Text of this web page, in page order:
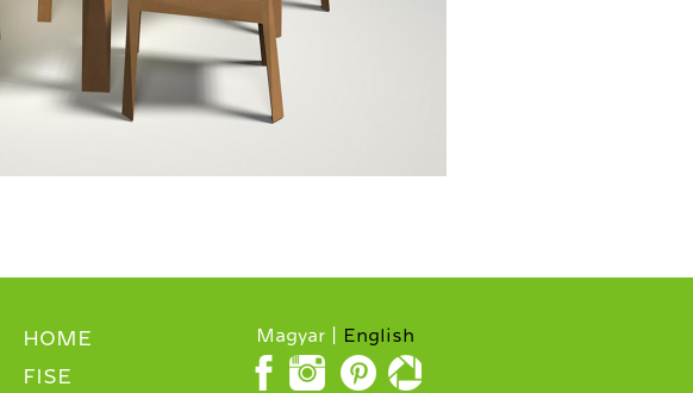
HOME
FISE
Magyar English